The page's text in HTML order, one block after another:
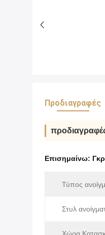
Προδιαγραφές
Επισημαίνω:
Τύπος
Στυλ